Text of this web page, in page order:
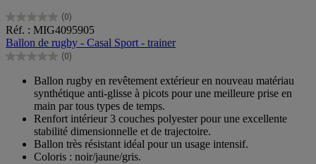
(0)
0.0
sur
5
étoiles.
Réf. : MIG4095905
Ballon de rugby - Casal Sport - trainer
(0)
0.0
étoiles.
Ballon rugby en revêtement extérieur en nouveau matériau
synthétique anti-glisse à picots pour une meilleure prise en
main par tous types de temps.
Renfort intérieur 3 couches polyester pour une excellente
stabilité dimensionnelle et de trajectoire.
Ballon très résistant idéal pour un usage intensif.
Coloris : noir/jaune/gris.